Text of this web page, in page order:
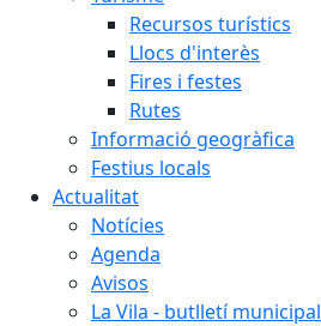
Recursos turístics
Llocs d'interès
Fires i festes
Rutes
Informació geogràfica
Festius locals
Actualitat
Notícies
Agenda
Avisos
La Vila - butlletí municipal